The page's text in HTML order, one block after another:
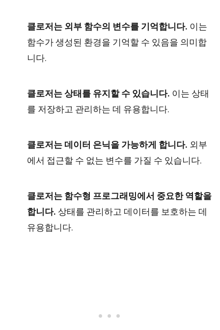
클로저는 외부 함수의 변수를 기억합니다. 이는
함수가 생성된 환경을 기억할 수 있음을 의미합
니다.
클로저는 상태를 유지할 수 있습니다. 이는 상태
를 저장하고 관리하는 데 유용합니다.
클로저는 데이터 은닉을 가능하게 합니다. 외부
에서 접근할 수 없는 변수를 가질 수 있습니다.
클로저는 함수형 프로그래밍에서 중요한 역할을
합니다. 상태를 관리하고 데이터를 보호하는 데
유용합니다.